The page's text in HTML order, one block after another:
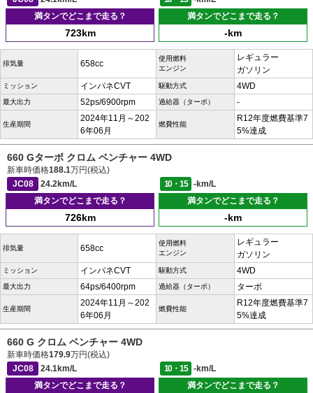
満タンでどこまで走る？
723km
満タンでどこまで走る？
-km
排気量 658cc
使用燃料
エンジン
レギュラー
ガソリン
ミッション インパネCVT 駆動方式 4WD
最大出力 52ps/6900rpm 過給器（ターボ） -
生産期間
2024年11月～202
6年06月
燃費性能
R12年度燃費基準7
5%達成
660 Gターボ クロム ベンチャー 4WD
新車時価格188.1万円(税込)
JC08
24.2km/L 10・15
-km/L
満タンでどこまで走る？
726km
満タンでどこまで走る？
-km
排気量 658cc
使用燃料
エンジン
レギュラー
ガソリン
ミッション インパネCVT 駆動方式 4WD
最大出力 64ps/6400rpm 過給器（ターボ） ターボ
生産期間
2024年11月～202
6年06月
燃費性能
R12年度燃費基準7
5%達成
660 G クロム ベンチャー 4WD
新車時価格179.9万円(税込)
JC08
24.1km/L 10・15
-km/L
満タンでどこまで走る？
満タンでどこまで走る？